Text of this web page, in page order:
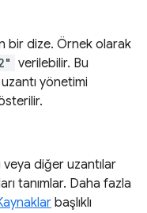
bir dize. Örnek olarak
verilebilir. Bu
yönetimi
veya diğer uzantılar
tanımlar. Daha fazla
başlıklı